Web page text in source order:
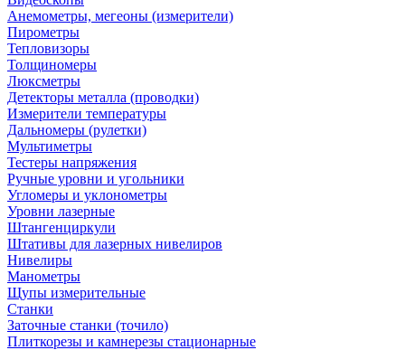
Анемометры, мегеоны (измерители)
Пирометры
Тепловизоры
Толщиномеры
Люксметры
Детекторы металла (проводки)
Измерители температуры
Дальномеры (рулетки)
Мультиметры
Тестеры напряжения
Ручные уровни и угольники
Угломеры и уклонометры
Уровни лазерные
Штангенциркули
Штативы для лазерных нивелиров
Нивелиры
Манометры
Щупы измерительные
Станки
Заточные станки (точило)
Плиткорезы и камнерезы стационарные